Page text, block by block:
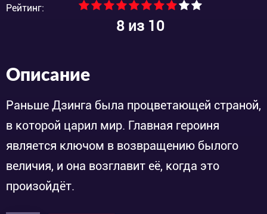
Рейтинг:
8из 10
Описание
Раньше Дзинга была процветающей страной,
в которой царил мир. Главная героиня
является ключом в возвращению былого
величия, и она возглавит её, когда это
произойдёт.